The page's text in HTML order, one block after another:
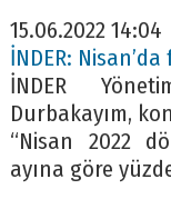
15.06.2022
İNDER:
İNDER
Durbakayım,
“Nisan 2022
ayına göre